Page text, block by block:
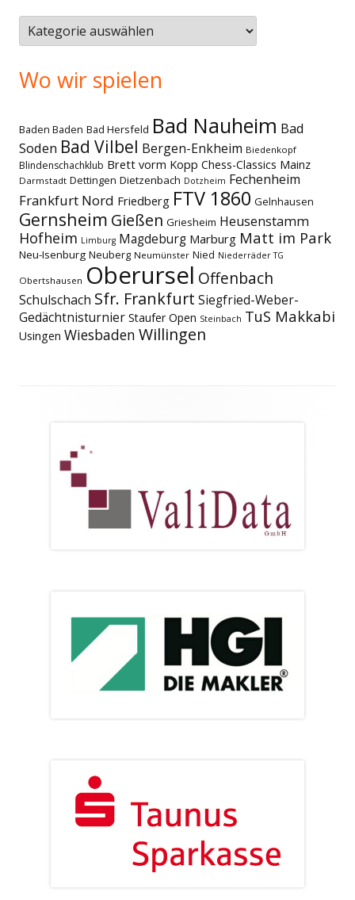
Themen
Wo wir spielen
Baden Baden Bad Hersfeld Bad Nauheim Bad
Soden Bad Vilbel Bergen-Enkheim Biedenkopf
Blindenschachklub Brett vorm Kopp Chess-Classics Mainz
Darmstadt Dettingen Dietzenbach Dotzheim Fechenheim
Frankfurt Nord Friedberg FTV 1860 Gelnhausen
Gernsheim Gießen Griesheim Heusenstamm
Hofheim Limburg Magdeburg Marburg Matt im Park
Neu-Isenburg Neuberg Neumünster Nied Niederräder TG
Obertshausen Oberursel Offenbach
Schulschach Sfr. Frankfurt Siegfried-Weber-
Gedächtnisturnier Staufer Open Steinbach TuS Makkabi
Usingen Wiesbaden Willingen